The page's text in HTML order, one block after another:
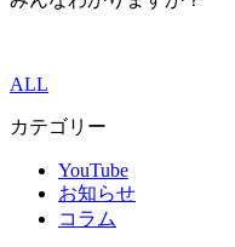
ALL
カテゴリー
YouTube
お知らせ
コラム